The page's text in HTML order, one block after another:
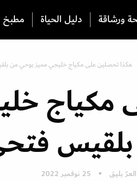
ورشاقة دليل الحياة مطبخ
هكذا تحصلين على مكياج خليجي مميز بوحي من
مكياج
بليق 25 نوفمبر 2022